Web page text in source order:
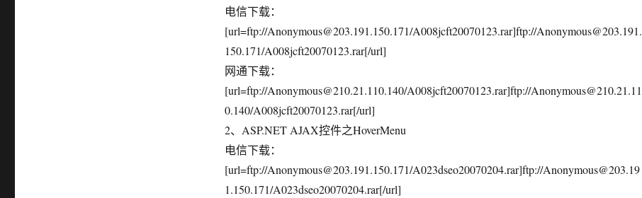
电信下载：
[url=ftp://Anonymous@203.191.150.171/A008jcft20070123.rar]ftp://Anonymous@203.191.
150.171/A008jcft20070123.rar[/url]
网通下载：
[url=ftp://Anonymous@210.21.110.140/A008jcft20070123.rar]ftp://Anonymous@210.21.11
0.140/A008jcft20070123.rar[/url]
2、ASP.NET AJAX控件之HoverMenu
电信下载：
[url=ftp://Anonymous@203.191.150.171/A023dseo20070204.rar]ftp://Anonymous@203.19
1.150.171/A023dseo20070204.rar[/url]